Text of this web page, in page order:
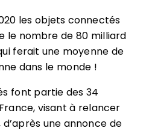
les objets connectés
le nombre de 80 milliard
ferait une moyenne de
dans le monde !
font partie des 34
visant à relancer
d’après une annonce de